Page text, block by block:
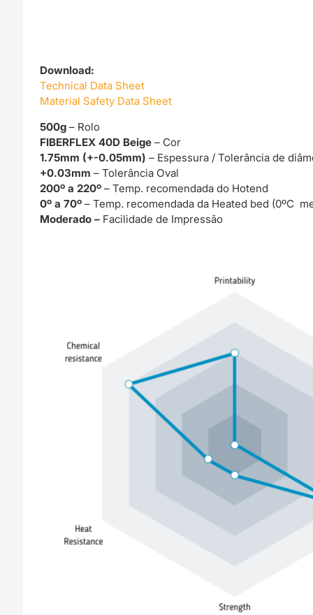
Download:
Technical Data Sheet
Material Safety Data Sheet
500g – Rolo
FIBERFLEX 40D Beige– Cor
1.75mm (+-0.05mm)– Espessura / Tolerância de
+0.03mm– Tolerância Oval
200º a 220º– Temp. recomendada do Hotend
0º a 70º– Temp. recomendada da Heated bed (0ºC
Moderado – Facilidade de Impressão